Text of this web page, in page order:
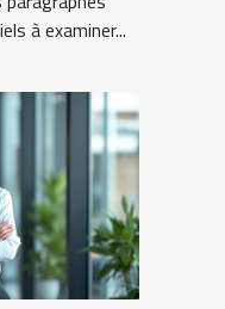
à examiner...